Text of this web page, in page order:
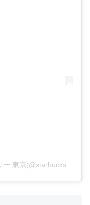
スターバックス リザーブ®︎ ロースタリー 東京(@starbucksreserve_tokyo)がシェアした投稿